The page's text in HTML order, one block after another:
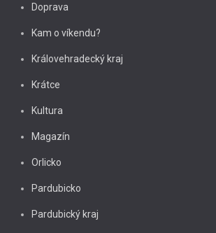
Doprava
Kam o víkendu?
Královehradecký kraj
Krátce
Kultura
Magazín
Orlicko
Pardubicko
Pardubický kraj